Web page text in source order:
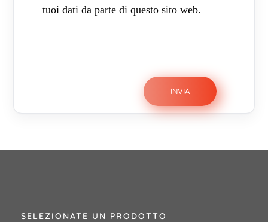
tuoi dati da parte di questo sito web.
SELEZIONATE UN PRODOTTO